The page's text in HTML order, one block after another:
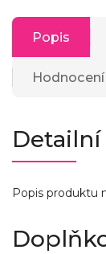
Popis
Hodnocení
Popis produktu